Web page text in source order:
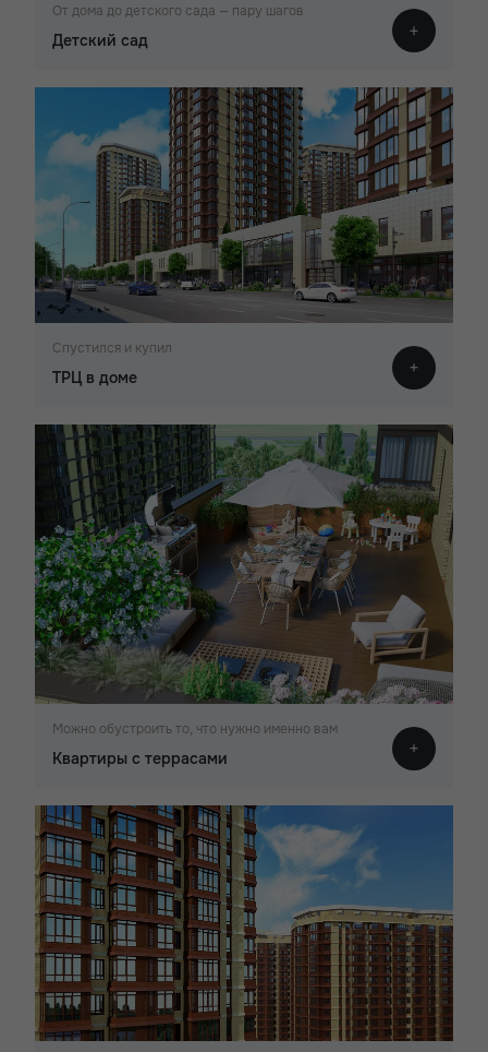
От дома до детского сада — пару шагов
Детский сад
Спустился и купил
ТРЦ в доме
Можно обустроить то, что нужно именно вам
Квартиры с террасами